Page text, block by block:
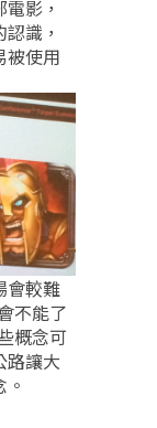
影，
識，
被使用
會較難
不能了
概念可
路讓大